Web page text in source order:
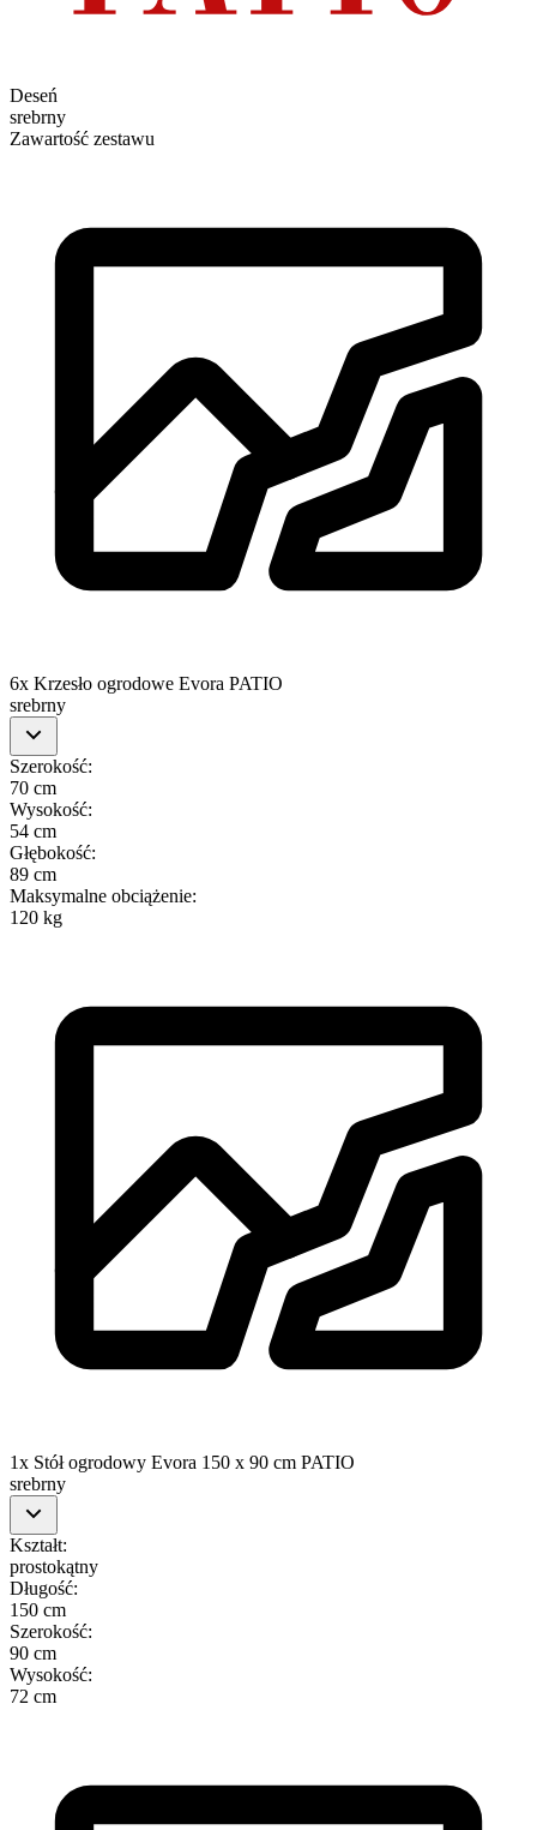
Deseń
srebrny
Zawartość zestawu
6x Krzesło ogrodowe Evora PATIO
srebrny
Szerokość:
70 cm
Wysokość:
54 cm
Głębokość:
89 cm
Maksymalne obciążenie:
120 kg
1x Stół ogrodowy Evora 150 x 90 cm PATIO
srebrny
Kształt:
prostokątny
Długość:
150 cm
Szerokość:
90 cm
Wysokość:
72 cm